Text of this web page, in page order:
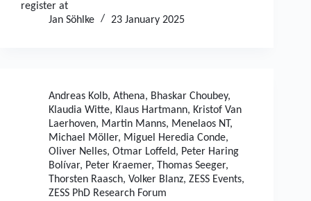
register at
Jan Söhlke
23 January 2025
Andreas Kolb, Athena, Bhaskar Choubey,
Klaudia Witte, Klaus Hartmann, Kristof Van
Laerhoven, Martin Manns, Menelaos NT,
Michael Möller, Miguel Heredia Conde,
Oliver Nelles, Otmar Loffeld, Peter Haring
Bolívar, Peter Kraemer, Thomas Seeger,
Thorsten Raasch, Volker Blanz, ZESS Events,
ZESS PhD Research Forum